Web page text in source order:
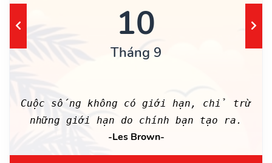
10
Tháng 9
Cuộc sống không có giới hạn, chỉ trừ
những giới hạn do chính bạn tạo ra.
-Les Brown-